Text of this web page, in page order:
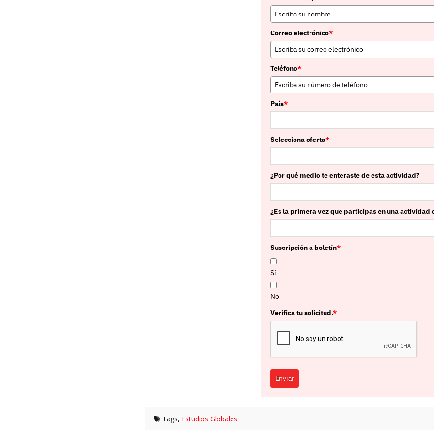
Correo electrónico*
Teléfono*
País*
Selecciona oferta*
¿Por qué medio te enteraste de esta actividad?
¿Es la primera vez que participas en una actividad
Suscripción a boletín*
Sí
No
Verifica tu solicitud.*
Enviar
Tags, Estudios Globales